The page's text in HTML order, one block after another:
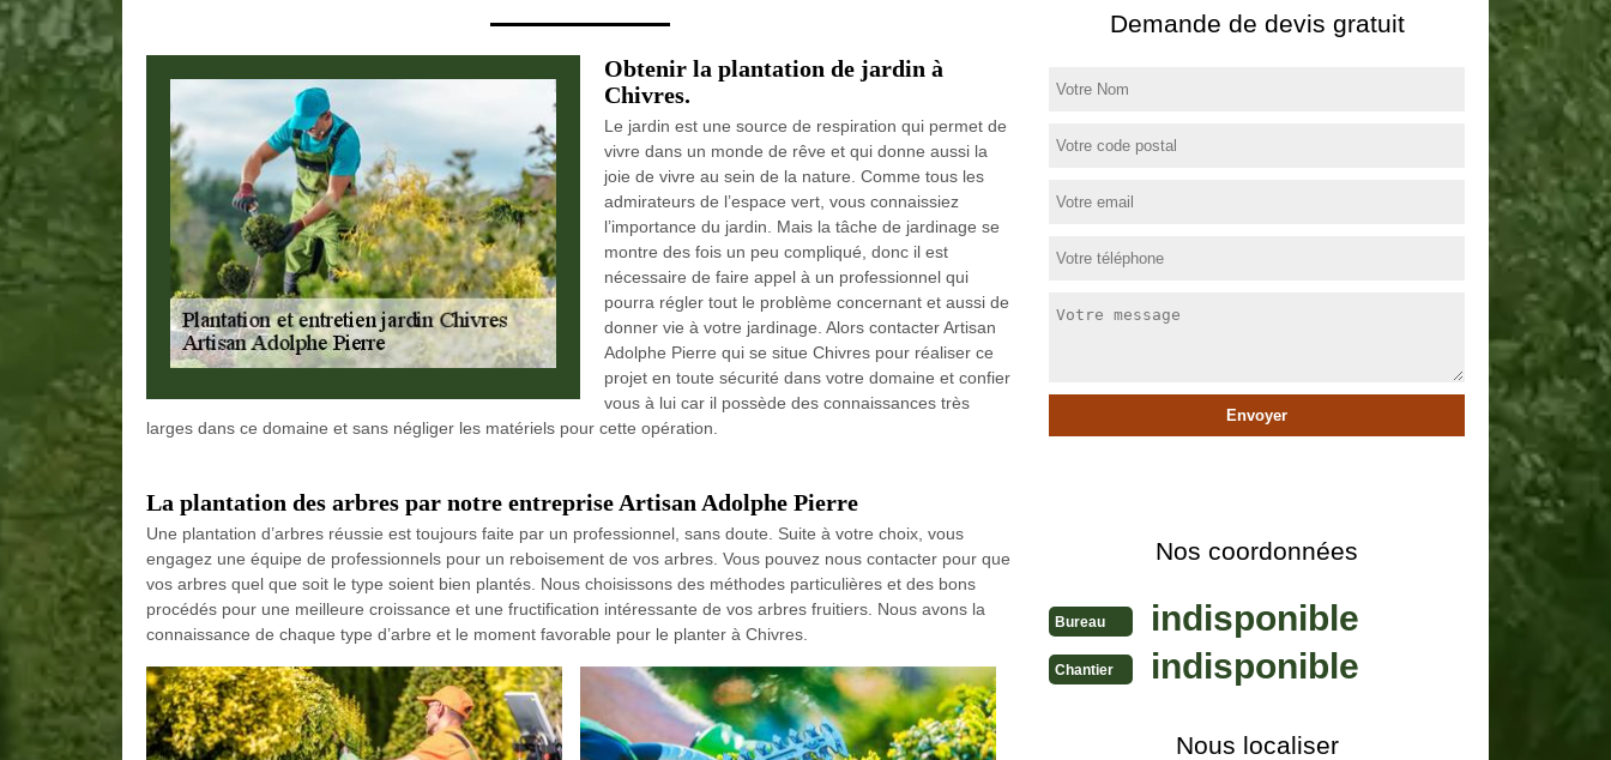
Obtenir la plantation de jardin à
Chivres.
Le jardin est une source de respiration qui permet de
vivre dans un monde de rêve et qui donne aussi la
joie de vivre au sein de la nature. Comme tous les
admirateurs de l’espace vert, vous connaissiez
l’importance du jardin. Mais la tâche de jardinage se
montre des fois un peu compliqué, donc il est
nécessaire de faire appel à un professionnel qui
pourra régler tout le problème concernant et aussi de
donner vie à votre jardinage. Alors contacter Artisan
Adolphe Pierre qui se situe Chivres pour réaliser ce
projet en toute sécurité dans votre domaine et confier
vous à lui car il possède des connaissances très
larges dans ce domaine et sans négliger les matériels pour cette opération.
La plantation des arbres par notre entreprise Artisan Adolphe Pierre
Une plantation d’arbres réussie est toujours faite par un professionnel, sans doute. Suite à votre choix, vous
engagez une équipe de professionnels pour un reboisement de vos arbres. Vous pouvez nous contacter pour que
vos arbres quel que soit le type soient bien plantés. Nous choisissons des méthodes particulières et des bons
procédés pour une meilleure croissance et une fructification intéressante de vos arbres fruitiers. Nous avons la
connaissance de chaque type d’arbre et le moment favorable pour le planter à Chivres.
Demande de devis gratuit
Nos coordonnées
Bureau indisponible
Chantier indisponible
Nous localiser